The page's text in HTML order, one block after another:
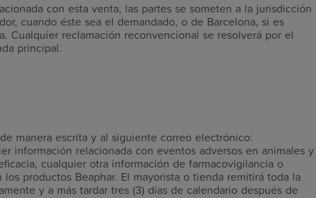
con esta venta, las partes se someten a la jurisdicción
cuando éste sea el demandado, o de Barcelona, si es
Cualquier reclamación reconvencional se resolverá por el
principal.
manera escrita y al siguiente correo electrónico:
información relacionada con eventos adversos en animales y
cualquier otra información de farmacovigilancia o
productos Beaphar. El mayorista o tienda remitirá toda la
y a más tardar tres (3) días de calendario después de